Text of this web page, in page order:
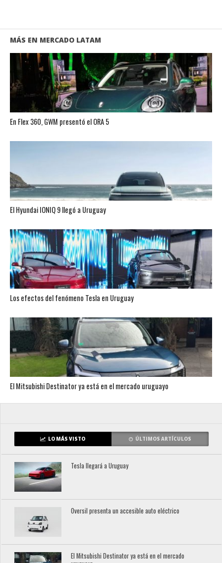
MÁS EN MERCADO LATAM
En Flex 360, GWM presentó el ORA 5
El Hyundai IONIQ 9 llegó a Uruguay
Los efectos del fenómeno Tesla en Uruguay
El Mitsubishi Destinator ya está en el mercado uruguayo
LO MÁS VISTO ÚLTIMOS ARTÍCULOS
Tesla llegará a Uruguay
Oversil presenta un accesible auto eléctrico
El Mitsubishi Destinator ya está en el mercado